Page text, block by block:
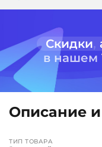
Скидки,
в нашем
Описание
ТИП ТОВАРА